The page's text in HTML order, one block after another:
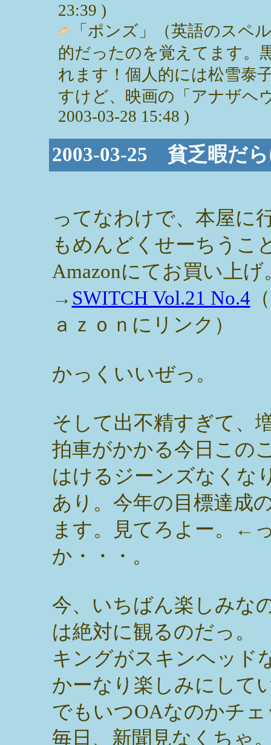
23:39 )
「ポンズ」（英語のスペ
的だったのを覚えてます。
れます！個人的には松雪泰
すけど、映画の「アナザヘ
2003-03-28 15:48 )
2003-03-25 貧乏暇だ
ってなわけで、本屋に
もめんどくせーちうこ
Amazonにてお買い上げ
→ SWITCH Vol.21 No.4
ａｚｏｎにリンク）
かっくいいぜっ。
そして出不精すぎて、
拍車がかかる今日この
はけるジーンズなくな
あり。今年の目標達成
ます。見てろよー。←
か・・・。
今、いちばん楽しみな
は絶対に観るのだっ。
キングがスキンヘッド
かーなり楽しみにして
でもいつOAなのかチ
毎日、新聞見なくちゃ